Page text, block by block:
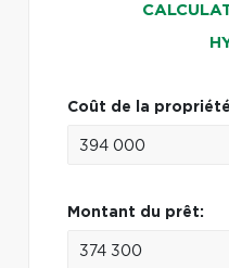
Coût de la
Montant du prêt: